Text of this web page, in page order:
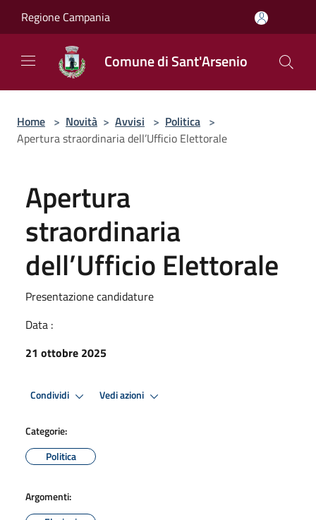
Regione Campania
Comune di Sant'Arsenio
Home > Novità > Avvisi > Politica >
Apertura straordinaria dell’Ufficio Elettorale
Apertura
straordinaria
dell’Ufficio Elettorale
Presentazione candidature
Data :
21 ottobre 2025
Condividi Vedi azioni
Categorie:
Politica
Argomenti: